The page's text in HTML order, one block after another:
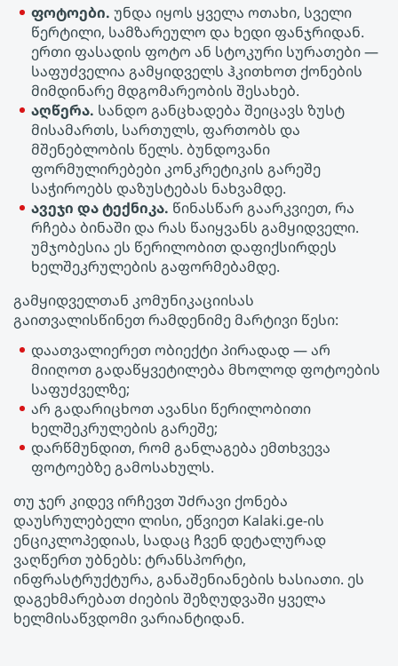
ფოტოები. უნდა იყოს ყველა ოთახი, სველი
წერტილი, სამზარეულო და ხედი ფანჯრიდან.
ერთი ფასადის ფოტო ან სტოკური სურათები —
საფუძველია გამყიდველს ჰკითხოთ ქონების
მიმდინარე მდგომარეობის შესახებ.
აღწერა. სანდო განცხადება შეიცავს ზუსტ
მისამართს, სართულს, ფართობს და
მშენებლობის წელს. ბუნდოვანი
ფორმულირებები კონკრეტიკის გარეშე
საჭიროებს დაზუსტებას ნახვამდე.
ავეჯი და ტექნიკა. წინასწარ გაარკვიეთ, რა
რჩება ბინაში და რას წაიყვანს გამყიდველი.
უმჯობესია ეს წერილობით დაფიქსირდეს
ხელშეკრულების გაფორმებამდე.
გამყიდველთან კომუნიკაციისას
გაითვალისწინეთ რამდენიმე მარტივი წესი:
დაათვალიერეთ ობიექტი პირადად — არ
მიიღოთ გადაწყვეტილება მხოლოდ ფოტოების
საფუძველზე;
არ გადარიცხოთ ავანსი წერილობითი
ხელშეკრულების გარეშე;
დარწმუნდით, რომ განლაგება ემთხვევა
ფოტოებზე გამოსახულს.
თუ ჯერ კიდევ ირჩევთ Უძრავი ქონება
დაუსრულებელი ლისი, ეწვიეთ Kalaki.ge-ის
ენციკლოპედიას, სადაც ჩვენ დეტალურად
ვაღწერთ უბნებს: ტრანსპორტი,
ინფრასტრუქტურა, განაშენიანების ხასიათი. ეს
დაგეხმარებათ ძიების შეზღუდვაში ყველა
ხელმისაწვდომი ვარიანტიდან.